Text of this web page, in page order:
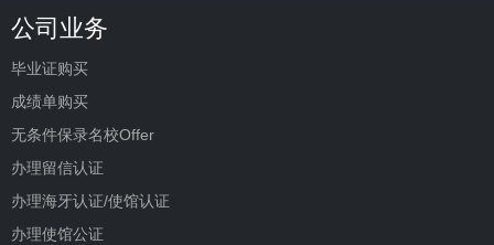
公司业务
毕业证购买
成绩单购买
无条件保录名校Offer
办理留信认证
办理海牙认证/使馆认证
办理使馆公证